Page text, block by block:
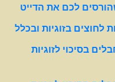
בסיכוי לזוגיות